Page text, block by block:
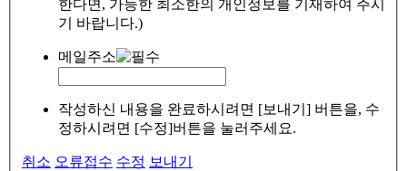
한다면, 가능한 최소한의 개인정보를 기재하여 주시
기 바랍니다.)
메일주소
작성하신 내용을 완료하시려면 [보내기] 버튼을, 수
정하시려면 [수정]버튼을 눌러주세요.
취소 오류접수 수정 보내기